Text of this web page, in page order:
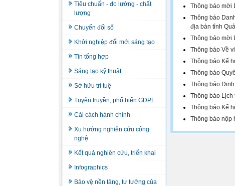
Tiêu chuẩn - đo lường - chất
lượng
Chuyển đổi số
Khởi nghiệp đổi mới sáng tạo
Tin tổng hợp
Sáng tạo kỹ thuật
Sở hữu trí tuệ
Tuyên truyền, phổ biến GDPL
Cải cách hành chính
Xu hướng nghiên cứu công
nghệ
Kết quả nghiên cứu, triển khai
Infographics
Bảo vệ nền tảng, tư tưởng của
Thông báo mời
Thông báo
địa bàn tỉnh
Thông báo mời
Thông báo Về
Thông báo Kế
Thông báo
Thông báo
Thông báo Lịch
Thông báo Kế
Thông báo nộp